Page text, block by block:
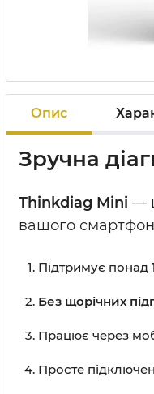
Опис
Зручна
Thinkdiag Mini —
вашого
Підтримує понад
Без щорічних
Працює через
Просте